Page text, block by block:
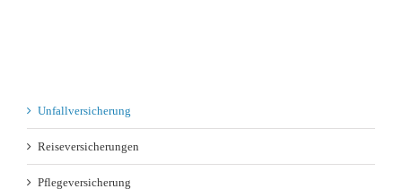
Unfallversicherung
Reiseversicherungen
Pflegeversicherung